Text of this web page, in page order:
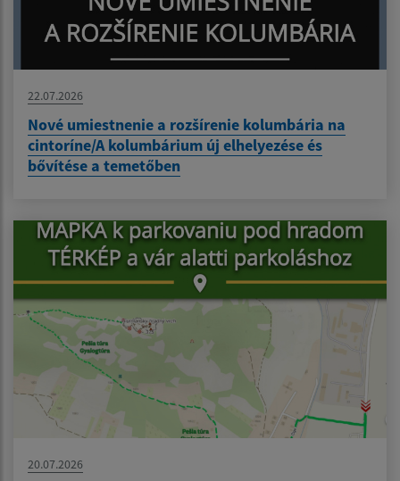
22.07.2026
Nové umiestnenie a rozšírenie kolumbária na
cintoríne/A kolumbárium új elhelyezése és
bővítése a temetőben
20.07.2026